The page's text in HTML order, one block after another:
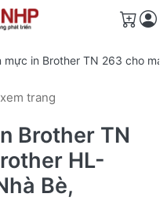
Giỏ
in Brother TN 263 cho
trang
Brother TN
HL-
Bè,